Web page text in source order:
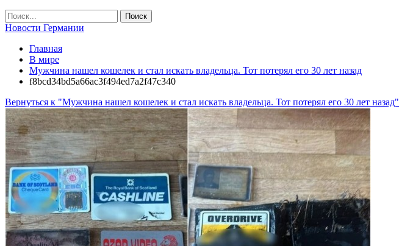
Новости Германии
Главная
В мире
Мужчина нашел кошелек и стал искать владельца. Тот потерял его 30 лет назад
f8bcd34bd5a66ac3f494ed7a2f47c340
Вернуться к "Мужчина нашел кошелек и стал искать владельца. Тот потерял его 30 лет назад"